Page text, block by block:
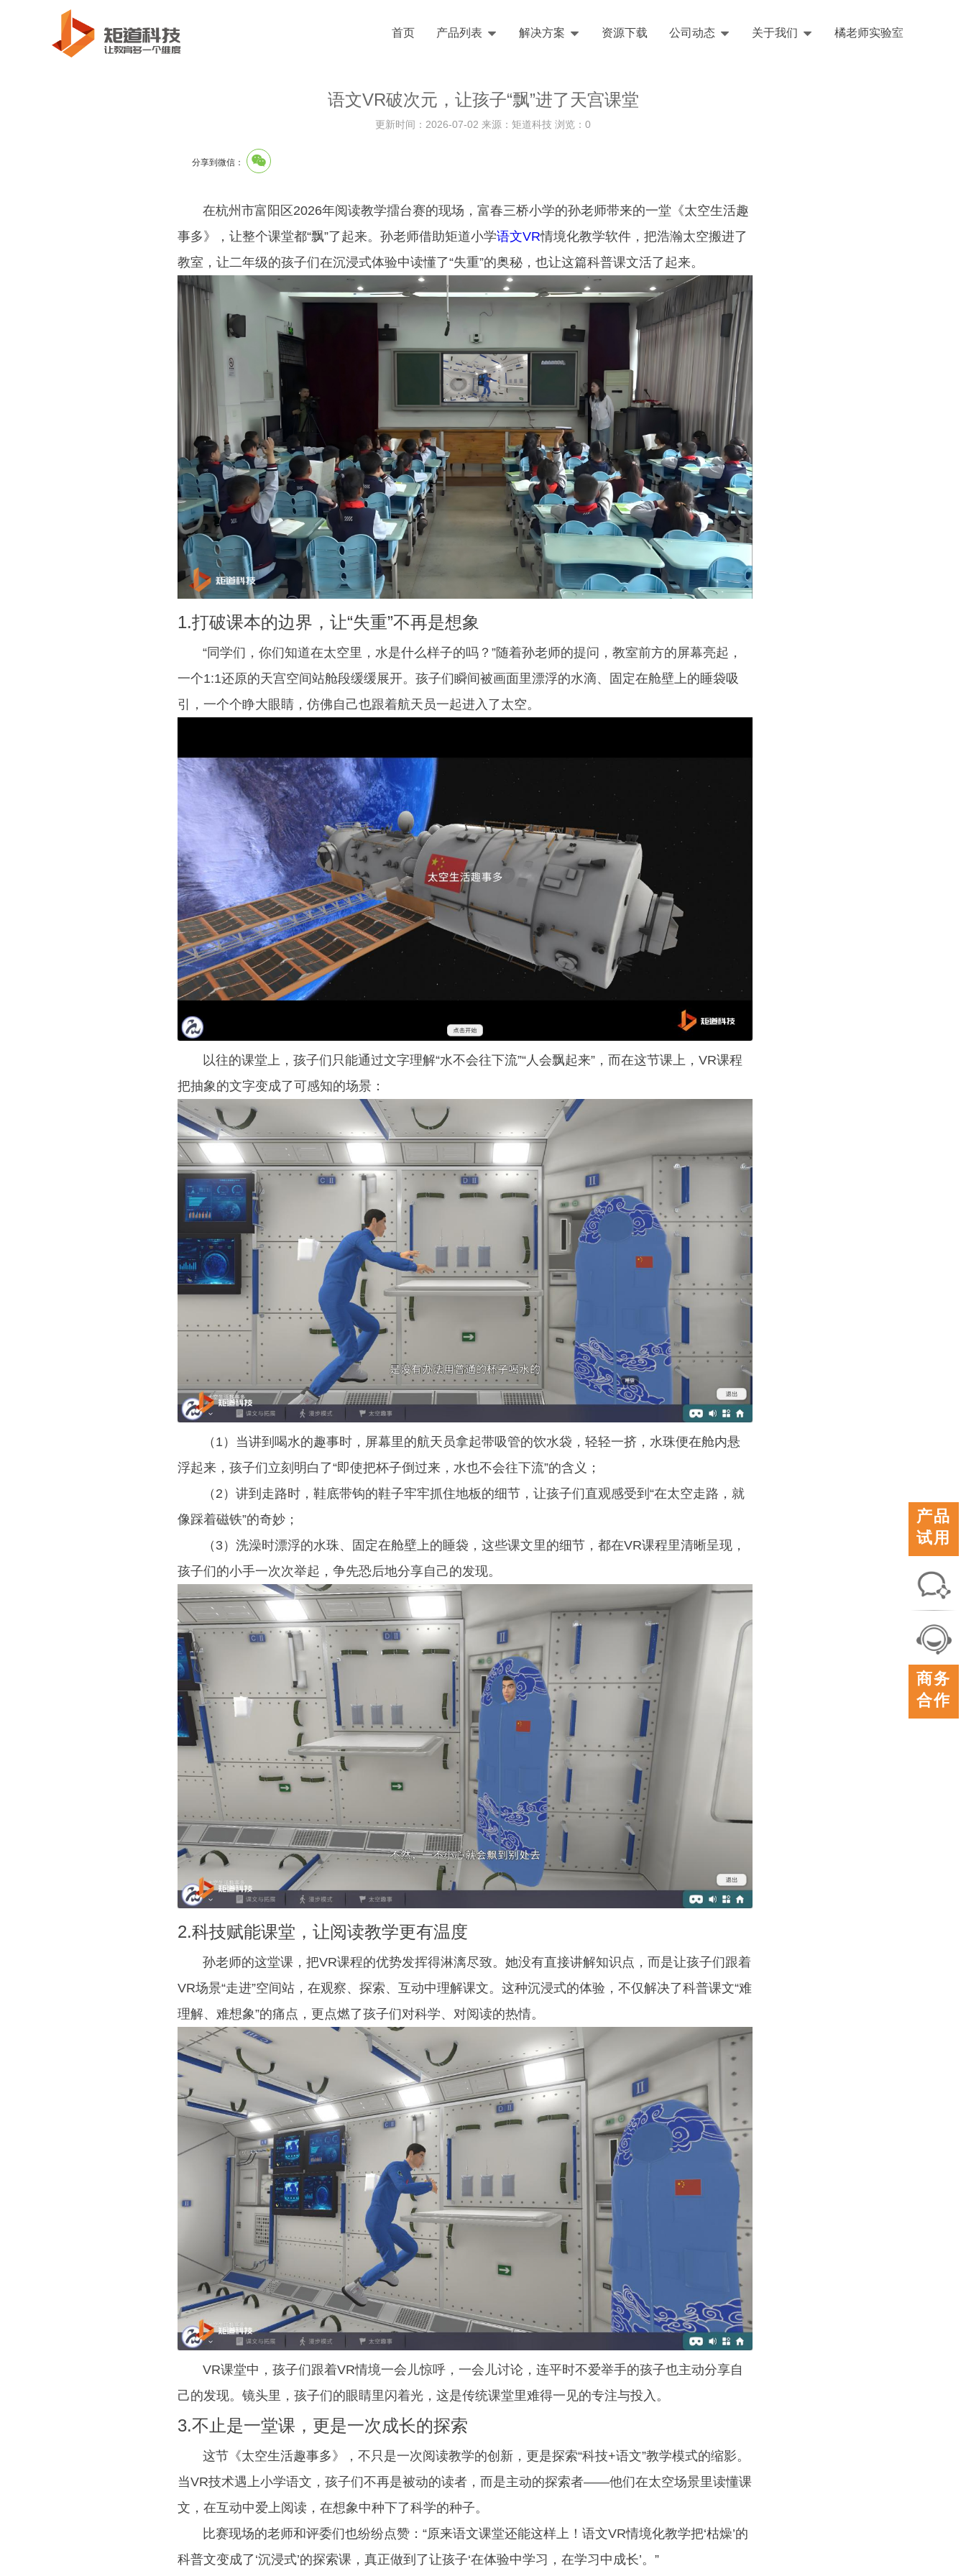
首页 产品列表 解决方案 资源下载 公司动态 关于我们 橘老师实验室English
语文VR破次元，让孩子“飘”进了天宫课堂
更新时间：2026-07-02 来源：矩道科技 浏览： 0
分享到微信：
在杭州市富阳区2026年阅读教学擂台赛的现场，富春三桥小学的孙老师带来的一堂《太空生活趣
事多》，让整个课堂都“飘”了起来。孙老师借助矩道小学语文VR情境化教学软件，把浩瀚太空搬进了
教室，让二年级的孩子们在沉浸式体验中读懂了“失重”的奥秘，也让这篇科普课文活了起来。
1.打破课本的边界，让“失重”不再是想象
“同学们，你们知道在太空里，水是什么样子的吗？”随着孙老师的提问，教室前方的屏幕亮起，
一个1:1还原的天宫空间站舱段缓缓展开。孩子们瞬间被画面里漂浮的水滴、固定在舱壁上的睡袋吸
引，一个个睁大眼睛，仿佛自己也跟着航天员一起进入了太空。
以往的课堂上，孩子们只能通过文字理解“水不会往下流”“人会飘起来”，而在这节课上，VR课程
把抽象的文字变成了可感知的场景：
（1）当讲到喝水的趣事时，屏幕里的航天员拿起带吸管的饮水袋，轻轻一挤，水珠便在舱内悬
浮起来，孩子们立刻明白了“即使把杯子倒过来，水也不会往下流”的含义；
（2）讲到走路时，鞋底带钩的鞋子牢牢抓住地板的细节，让孩子们直观感受到“在太空走路，就
像踩着磁铁”的奇妙；
（3）洗澡时漂浮的水珠、固定在舱壁上的睡袋，这些课文里的细节，都在VR课程里清晰呈现，
孩子们的小手一次次举起，争先恐后地分享自己的发现。
2.科技赋能课堂，让阅读教学更有温度
孙老师的这堂课，把VR课程的优势发挥得淋漓尽致。她没有直接讲解知识点，而是让孩子们跟着
VR场景“走进”空间站，在观察、探索、互动中理解课文。这种沉浸式的体验，不仅解决了科普课文“难
理解、难想象”的痛点，更点燃了孩子们对科学、对阅读的热情。
VR课堂中，孩子们跟着VR情境一会儿惊呼，一会儿讨论，连平时不爱举手的孩子也主动分享自
己的发现。镜头里，孩子们的眼睛里闪着光，这是传统课堂里难得一见的专注与投入。
3.不止是一堂课，更是一次成长的探索
这节《太空生活趣事多》，不只是一次阅读教学的创新，更是探索“科技+语文”教学模式的缩影。
当VR技术遇上小学语文，孩子们不再是被动的读者，而是主动的探索者——他们在太空场景里读懂课
文，在互动中爱上阅读，在想象中种下了科学的种子。
比赛现场的老师和评委们也纷纷点赞：“原来语文课堂还能这样上！语文VR情境化教学把‘枯燥’的
科普文变成了‘沉浸式’的探索课，真正做到了让孩子‘在体验中学习，在学习中成长’。”
产品
试用
联系
我们
在线
客服
商务
合作